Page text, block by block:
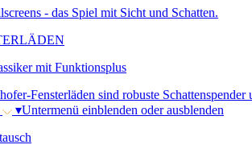
mit Funktionsplus
▾Untermenü einblenden oder ausblenden